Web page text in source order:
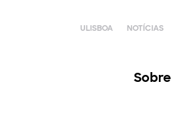
ULISBOA NOTÍCIAS
Sobre